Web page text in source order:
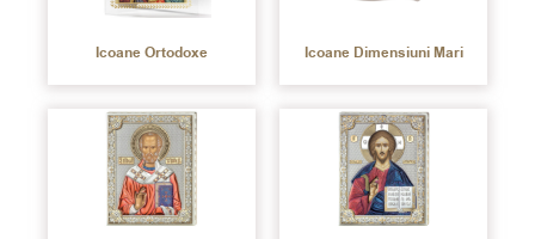
Icoane Ortodoxe Icoane Dimensiuni Mari